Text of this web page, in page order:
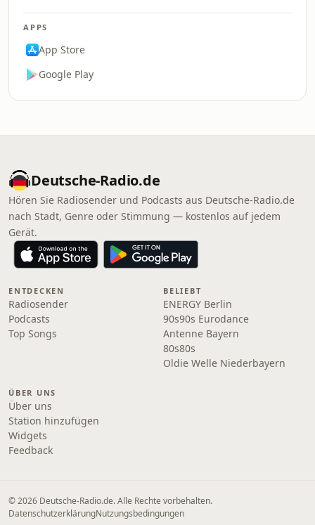
APPS
App Store
Google Play
Deutsche-Radio.de
Hören Sie Radiosender und Podcasts aus Deutsche-Radio.de
nach Stadt, Genre oder Stimmung — kostenlos auf jedem
Gerät.
ENTDECKEN
Radiosender
Podcasts
Top Songs
BELIEBT
ENERGY Berlin
90s90s Eurodance
Antenne Bayern
80s80s
Oldie Welle Niederbayern
ÜBER UNS
Über uns
Station hinzufügen
Widgets
Feedback
© 2026 Deutsche-Radio.de. Alle Rechte vorbehalten.
DatenschutzerklärungNutzungsbedingungen